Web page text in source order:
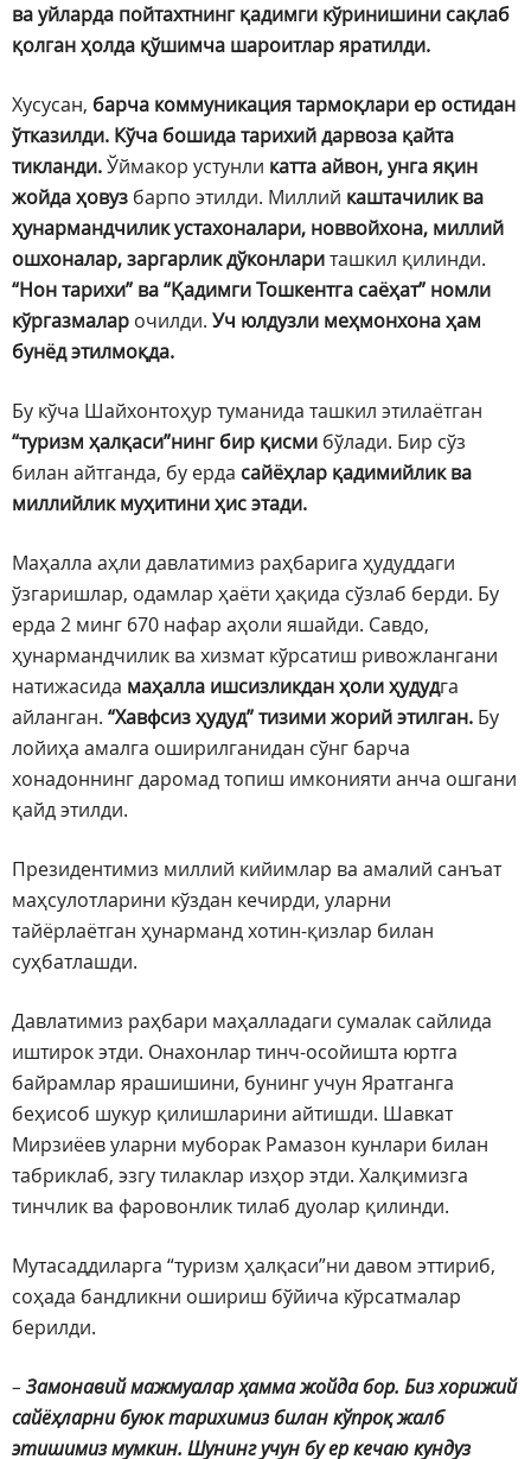
ва уйларда пойтахтнинг қадимги кўринишини сақлаб
қолган ҳолда қўшимча шароитлар яратилди.
Хусусан, барча коммуникация тармоқлари ер остидан
ўтказилди. Кўча бошида тарихий дарвоза қайта
тикланди.Ўймакор устунли катта айвон, унга яқин
жойда ҳовуз барпо этилди. Миллий каштачилик ва
ҳунармандчилик устахоналари, новвойхона, миллий
ошхоналар, заргарлик дўконлариташкил қилинди.
“Нон тарихи” ва “Қадимги Тошкентга саёҳат” номли
кўргазмалар очилди. Уч юлдузли меҳмонхона ҳам
бунёд этилмоқда.
Бу кўча Шайхонтоҳур туманида ташкил этилаётган
“туризм ҳалқаси”нинг бир қисми бўлади. Бир сўз
билан айтганда, бу ерда сайёҳлар қадимийлик ва
миллийлик муҳитини ҳис этади.
Маҳалла аҳли давлатимиз раҳбарига ҳудуддаги
ўзгаришлар, одамлар ҳаёти ҳақида сўзлаб берди. Бу
ерда 2 минг 670 нафар аҳоли яшайди. Савдо,
ҳунармандчилик ва хизмат кўрсатиш ривожлангани
натижасида маҳалла ишсизликдан ҳоли ҳудудга
айланган. “Хавфсиз ҳудуд” тизими жорий этилган. Бу
лойиҳа амалга оширилганидан сўнг барча
хонадоннинг даромад топиш имконияти анча ошгани
қайд этилди.
Президентимиз миллий кийимлар ва амалий санъат
маҳсулотларини кўздан кечирди, уларни
тайёрлаётган ҳунарманд хотин-қизлар билан
суҳбатлашди.
Давлатимиз раҳбари маҳалладаги сумалак сайлида
иштирок этди. Онахонлар тинч-осойишта юртга
байрамлар ярашишини, бунинг учун Яратганга
беҳисоб шукур қилишларини айтишди. Шавкат
Мирзиёев уларни муборак Рамазон кунлари билан
табриклаб, эзгу тилаклар изҳор этди. Халқимизга
тинчлик ва фаровонлик тилаб дуолар қилинди.
Мутасаддиларга “туризм ҳалқаси”ни давом эттириб,
соҳада бандликни ошириш бўйича кўрсатмалар
берилди.
– Замонавий мажмуалар ҳамма жойда бор. Биз хорижий
сайёҳларни буюк тарихимиз билан кўпроқ жалб
этишимиз мумкин. Шунинг учун бу ер кечаю кундуз